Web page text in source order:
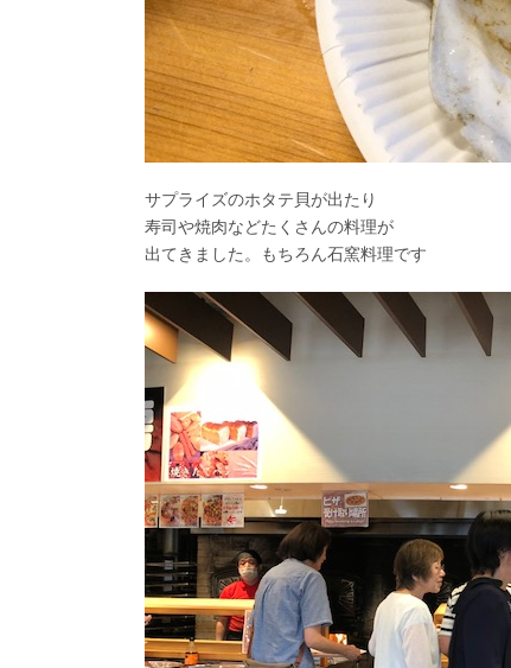
サプライズのホタテ貝が出たり
寿司や焼肉などたくさんの料理が
出てきました。もちろん石窯料理です